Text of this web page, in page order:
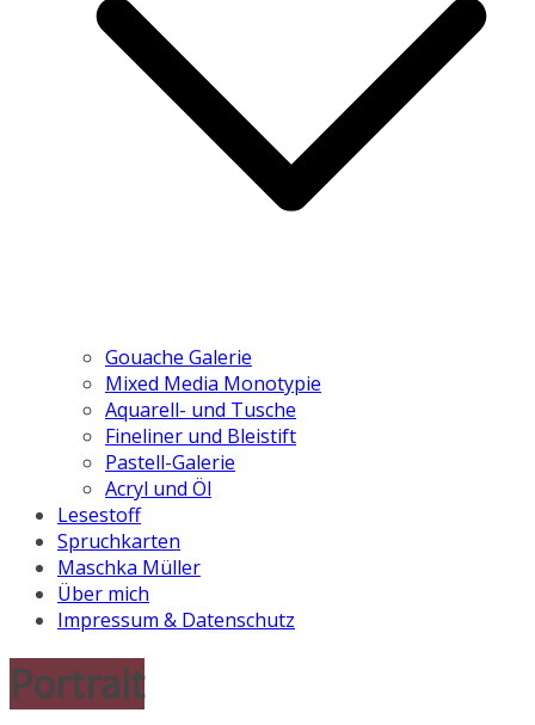
Gouache Galerie
Mixed Media Monotypie
Aquarell- und Tusche
Fineliner und Bleistift
Pastell-Galerie
Acryl und Öl
Lesestoff
Spruchkarten
Maschka Müller
Über mich
Impressum & Datenschutz
Portrait